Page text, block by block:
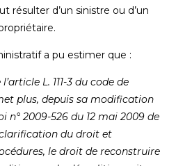
résulter d’un sinistre ou d’un
a pu estimer que :
L. 111-3 du code de
plus, depuis sa modification
n° 2009-526 du 12 mai 2009 de
du droit et
le droit de reconstruire